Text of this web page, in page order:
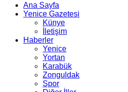
Ana Sayfa
Yenice Gazetesi
Künye
İletişim
Haberler
Yenice
Yortan
Karabük
Zonguldak
Spor